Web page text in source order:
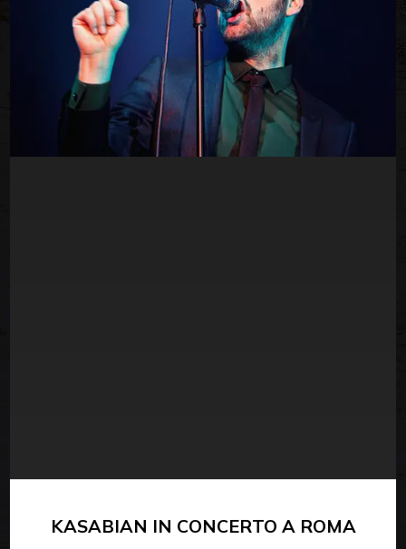
KASABIAN IN CONCERTO A ROMA